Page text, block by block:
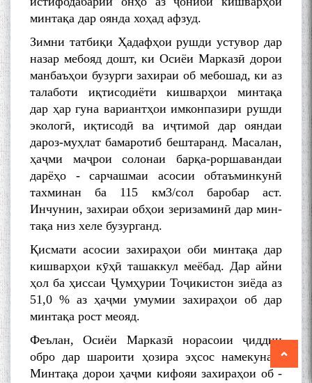
минтақа дар оянда хоҳад афзуд.
Зимни татбиқи Ҳадафҳои рушди устувор дар
назар мебояд дошт, ки Осиёи Марказӣ дорои
манбаъҳои бузурги захираи об мебошад, ки аз
талаботи иқтисодиёти кишварҳои минтақа
дар ҳар гуна вариантҳои имконпазири рушди
экологӣ, иқтисодӣ ва иҷтимоӣ дар ояндаи
дароз-муҳлат бамаротиб бештаранд. Масалан,
ҳаҷми маҷрои солонаи барқа-роршавандаи
дарёҳо - сарчашмаи асосии обтаъминкунӣ
тахминан ба 115 км3/сол баробар аст.
Инчунин, захираи обҳои зеризаминӣ дар мин-
тақа низ хеле бузурганд.
Қисмати асосии захираҳои оби минтақа дар
кишварҳои кӯҳӣ ташаккул меёбад. Дар айни
ҳол ба ҳиссаи Ҷумҳурии Тоҷикистон зиёда аз
51,0 % аз ҳаҷми умумии захираҳои об дар
минтақа рост меояд.
Феълан, Осиёи Марказӣ норасоии ҷиддии
обро дар шароити ҳозира эҳсос намекунад.
Минтақа дорои ҳаҷми кифояи захираҳои об -